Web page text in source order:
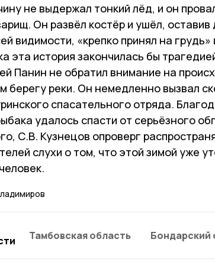
не выдержал тонкий лёд, и он
Он развёл костёр и ушёл, оставив
видимости, «крепко принял на
эта история закончилась бы
Панин не обратил внимание на
берегу реки. Он немедленно вызвал
спасательного отряда.
удалось спасти от серьёзного
С.В. Кузнецов опроверг
слухи о том, что этой зимой уже
Тамбовская область Бондарский